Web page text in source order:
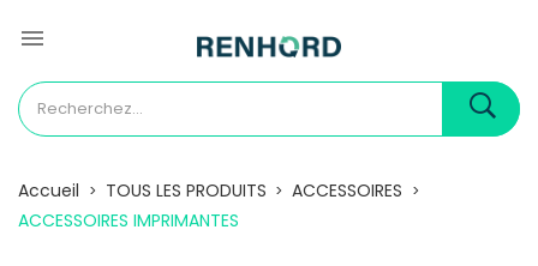

Accueil TOUS LES PRODUITS
ACCESSOIRES
ACCESSOIRES IMPRIMANTES